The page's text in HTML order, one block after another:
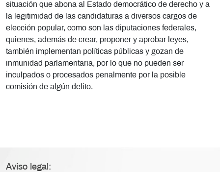
situación que abona al Estado democrático de derecho y a
la legitimidad de las candidaturas a diversos cargos de
elección popular, como son las diputaciones federales,
quienes, además de crear, proponer y aprobar leyes,
también implementan políticas públicas y gozan de
inmunidad parlamentaria, por lo que no pueden ser
inculpados o procesados penalmente por la posible
comisión de algún delito.
Aviso legal: